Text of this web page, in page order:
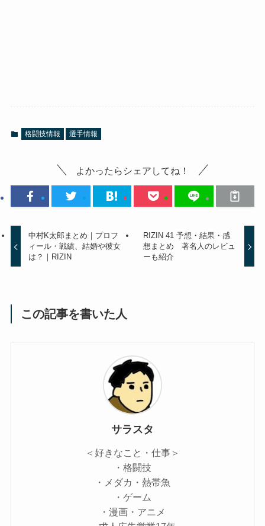
格闘技情報 選手情報
よかったらシェアしてね！
中村K太郎まとめ｜プロフ
ィール・戦績、結婚や彼女
は？｜RIZIN
RIZIN 41 予想・結果・感
想まとめ 著名人のレビュ
ーも紹介
この記事を書いた人
サラスタ
＜好きなこと・仕事＞
・格闘技
・メダカ・熱帯魚
・ゲーム
・漫画・アニメ